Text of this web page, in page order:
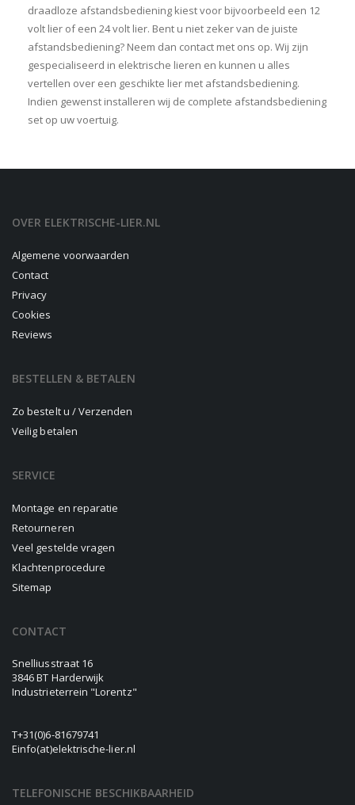
draadloze afstandsbediening kiest voor bijvoorbeeld een 12
volt lier of een 24 volt lier. Bent u niet zeker van de juiste
afstandsbediening? Neem dan contact met ons op. Wij zijn
gespecialiseerd in elektrische lieren en kunnen u alles
vertellen over een geschikte lier met afstandsbediening.
Indien gewenst installeren wij de complete afstandsbediening
set op uw voertuig.
OVER ELEKTRISCHE-LIER.NL
Algemene voorwaarden
Contact
Privacy
Cookies
Reviews
BESTELLEN & BETALEN
Zo bestelt u / Verzenden
Veilig betalen
SERVICE
Montage en reparatie
Retourneren
Veel gestelde vragen
Klachtenprocedure
Sitemap
CONTACT
Snelliusstraat 16
3846 BT Harderwijk
Industrieterrein "Lorentz"
T+31(0)6-81679741
Einfo(at)elektrische-lier.nl
TELEFONISCHE BESCHIKBAARHEID